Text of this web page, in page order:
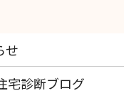
せ
宅診断ブログ